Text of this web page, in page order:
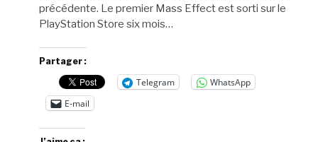
précédente. Le premier Mass Effect est sorti sur le
PlayStation Store six mois…
Partager :
Telegram
WhatsApp
E-mail